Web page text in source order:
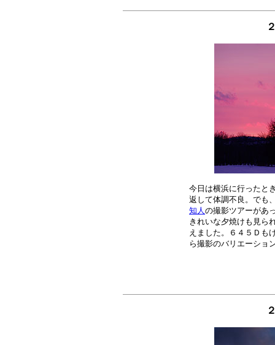
今日は横浜に行ったと
知人の撮影ツアーがあ
きれいな夕焼けも見ら
えました。６４５Ｄも